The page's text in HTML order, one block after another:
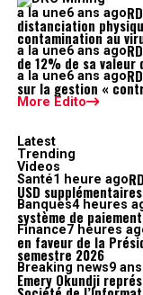
a la une6 ans ago
distanciation
contamination au
a la une6 ans ago
de 12% de sa valeur
a la une6 ans ago
sur la gestion «
More Edito
Latest
Trending
Videos
Santé1 heure ago
USD
Banques4 heures
système de
Finance7 heures
en faveur de la
semestre 2026
Breaking news9
Emery Okundji